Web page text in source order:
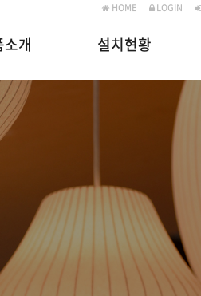
HOME LOGIN
소개 설치현황